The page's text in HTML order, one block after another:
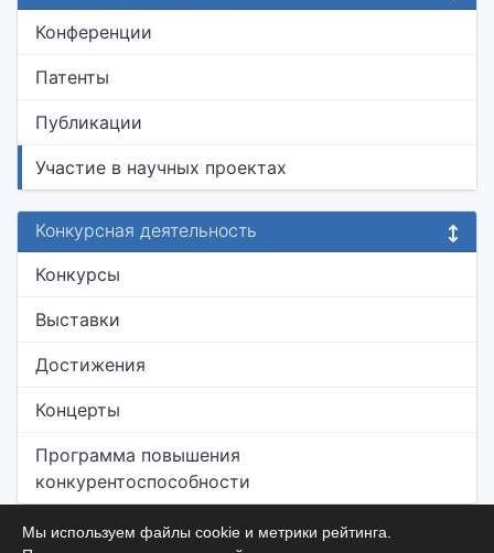
Конференции
Патенты
Публикации
Участие в научных проектах
Конкурсная деятельность
Конкурсы
Выставки
Достижения
Концерты
Программа повышения
конкурентоспособности
Мы используем файлы cookie и метрики рейтинга.